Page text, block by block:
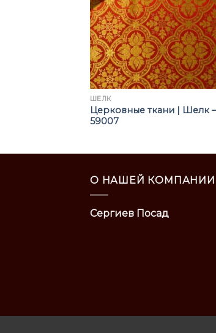
ШЁЛК
Церковные ткани | Шелк
59007
О НАШЕЙ КОМПАНИИ
Сергиев Посад